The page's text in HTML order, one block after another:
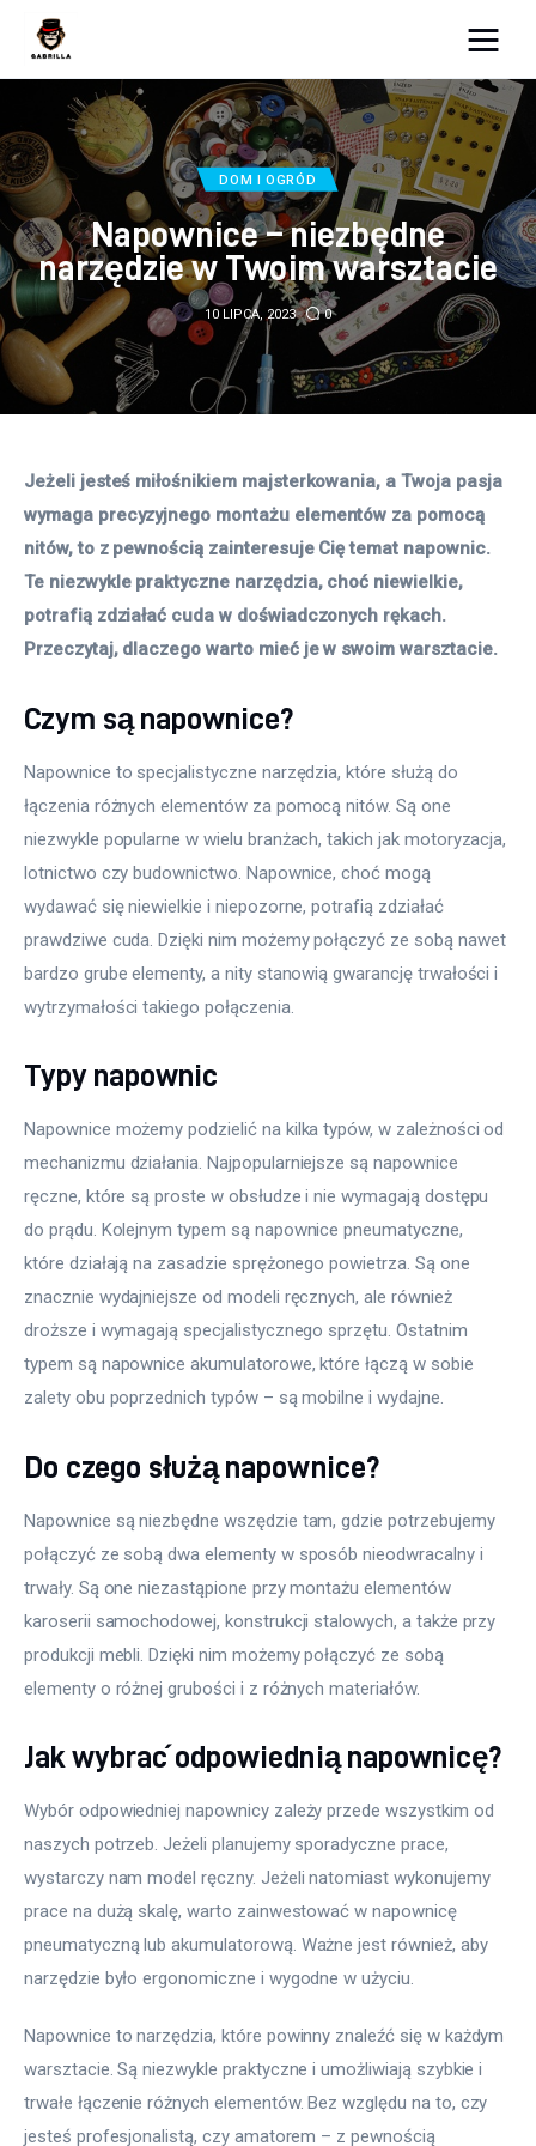
Lifestyle
Kunchnia i kulinaria
Zdrowie
Uroda
Więcej
DOM I OGRÓD
Napownice – niezbędne
narzędzie w Twoim warsztacie
10 LIPCA, 2023 0
Jeżeli jesteś miłośnikiem majsterkowania, a Twoja pasja
wymaga precyzyjnego montażu elementów za pomocą
nitów, to z pewnością zainteresuje Cię temat napownic.
Te niezwykle praktyczne narzędzia, choć niewielkie,
potrafią zdziałać cuda w doświadczonych rękach.
Przeczytaj, dlaczego warto mieć je w swoim warsztacie.
Czym są napownice?
Napownice to specjalistyczne narzędzia, które służą do
łączenia różnych elementów za pomocą nitów. Są one
niezwykle popularne w wielu branżach, takich jak motoryzacja,
lotnictwo czy budownictwo. Napownice, choć mogą
wydawać się niewielkie i niepozorne, potrafią zdziałać
prawdziwe cuda. Dzięki nim możemy połączyć ze sobą nawet
bardzo grube elementy, a nity stanowią gwarancję trwałości i
wytrzymałości takiego połączenia.
Typy napownic
Napownice możemy podzielić na kilka typów, w zależności od
mechanizmu działania. Najpopularniejsze są napownice
ręczne, które są proste w obsłudze i nie wymagają dostępu
do prądu. Kolejnym typem są napownice pneumatyczne,
które działają na zasadzie sprężonego powietrza. Są one
znacznie wydajniejsze od modeli ręcznych, ale również
droższe i wymagają specjalistycznego sprzętu. Ostatnim
typem są napownice akumulatorowe, które łączą w sobie
zalety obu poprzednich typów – są mobilne i wydajne.
Do czego służą napownice?
Napownice są niezbędne wszędzie tam, gdzie potrzebujemy
połączyć ze sobą dwa elementy w sposób nieodwracalny i
trwały. Są one niezastąpione przy montażu elementów
karoserii samochodowej, konstrukcji stalowych, a także przy
produkcji mebli. Dzięki nim możemy połączyć ze sobą
elementy o różnej grubości i z różnych materiałów.
Jak wybrać odpowiednią napownicę?
Wybór odpowiedniej napownicy zależy przede wszystkim od
naszych potrzeb. Jeżeli planujemy sporadyczne prace,
wystarczy nam model ręczny. Jeżeli natomiast wykonujemy
prace na dużą skalę, warto zainwestować w napownicę
pneumatyczną lub akumulatorową. Ważne jest również, aby
narzędzie było ergonomiczne i wygodne w użyciu.
Napownice to narzędzia, które powinny znaleźć się w każdym
warsztacie. Są niezwykle praktyczne i umożliwiają szybkie i
trwałe łączenie różnych elementów. Bez względu na to, czy
jesteś profesjonalistą, czy amatorem – z pewnością